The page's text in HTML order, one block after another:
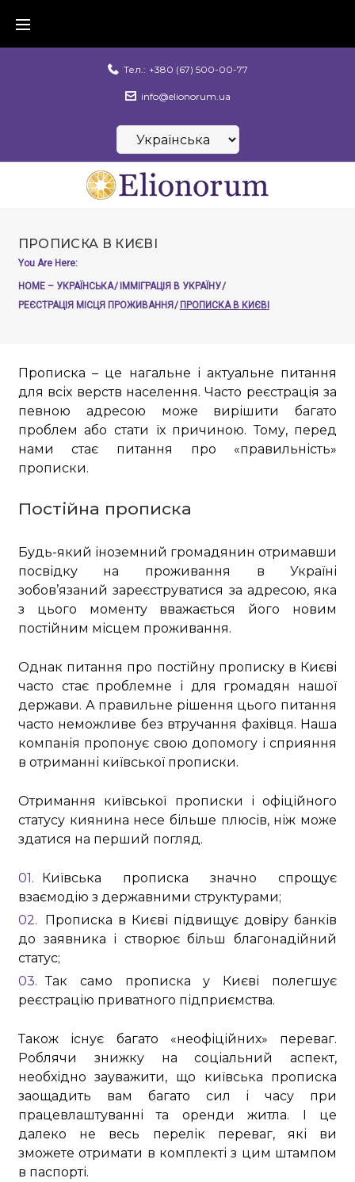
content
Тел.: +380 (67) 500-00-77
info@elionorum.ua
Вибрати
мову
ПРОПИСКА В КИЄВІ
You Are Here:
HOME – УКРАЇНСЬКА/ ІММІГРАЦІЯ В УКРАЇНУ/
РЕЄСТРАЦІЯ МІСЦЯ ПРОЖИВАННЯ / ПРОПИСКА В КИЄВІ
Прописка – це нагальне і актуальне питання
для всіх верств населення. Часто реєстрація за
певною адресою може вирішити багато
проблем або стати їх причиною. Тому, перед
нами стає питання про «правильність»
прописки.
Постійна прописка
Будь-який іноземний громадянин отримавши
посвідку на проживання в Україні
зобов’язаний зареєструватися за адресою, яка
з цього моменту вважається його новим
постійним місцем проживання.
Однак питання про постійну прописку в Києві
часто стає проблемне і для громадян нашої
держави. А правильне рішення цього питання
часто неможливе без втручання фахівця. Наша
компанія пропонує свою допомогу і сприяння
в отриманні київської прописки.
Отримання київської прописки і офіційного
статусу киянина несе більше плюсів, ніж може
здатися на перший погляд.
Київська прописка значно спрощує
взаємодію з державними структурами;
Прописка в Києві підвищує довіру банків
до заявника і створює більш благонадійний
статус;
Так само прописка у Києві полегшує
реєстрацію приватного підприємства.
Також існує багато «неофіційних» переваг.
Роблячи знижку на соціальний аспект,
необхідно зауважити, що київська прописка
заощадить вам багато сил і часу при
працевлаштуванні та оренди житла. І це
далеко не весь перелік переваг, які ви
зможете отримати в комплекті з цим штампом
в паспорті.